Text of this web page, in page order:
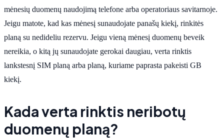
mėnesių duomenų naudojimą telefone arba operatoriaus savitarnoje.
Jeigu matote, kad kas mėnesį sunaudojate panašų kiekį, rinkitės
planą su nedideliu rezervu. Jeigu vieną mėnesį duomenų beveik
nereikia, o kitą jų sunaudojate gerokai daugiau, verta rinktis
lankstesnį SIM planą arba planą, kuriame paprasta pakeisti GB
kiekį.
Kada verta rinktis neribotų
duomenų planą?